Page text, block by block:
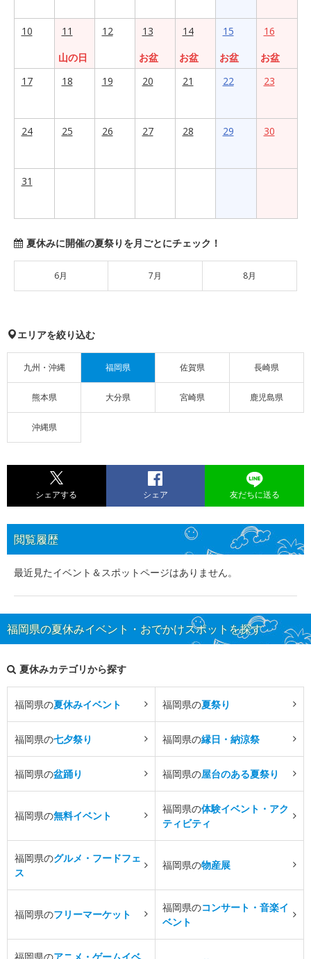
10
11
山の日
12
13
お盆
14
お盆
15
お盆
16
お盆
17
18 19 20 21 22 23
24 25 26 27 28 29 30
31
夏休みに開催の夏祭りを月ごとにチェック！
6月 7月 8月
エリアを絞り込む
九州・沖縄 福岡県 佐賀県 長崎県
熊本県 大分県 宮崎県 鹿児島県
沖縄県
シェアする シェア 友だちに送る
閲覧履歴
最近見たイベント＆スポットページはありません。
福岡県の夏休みイベント・おでかけスポットを探す
夏休みカテゴリから探す
福岡県の夏休みイベント 福岡県の夏祭り
福岡県の七夕祭り 福岡県の縁日・納涼祭
福岡県の盆踊り 福岡県の屋台のある夏祭り
福岡県の無料イベント
福岡県の体験イベント・アク
ティビティ
福岡県のグルメ・フードフェ
ス
福岡県の物産展
福岡県のフリーマーケット
福岡県のコンサート・音楽イ
ベント
福岡県のアニメ・ゲームイベ